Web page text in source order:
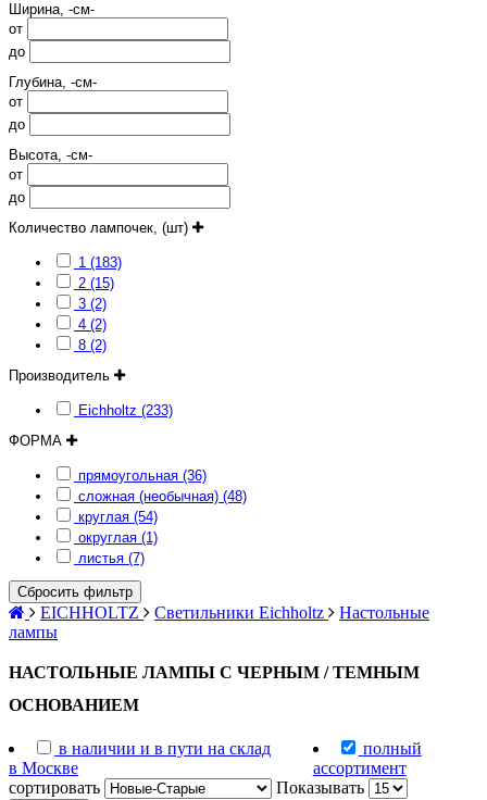
Ширина, -см-
от
до
Глубина, -см-
от
до
Высота, -см-
от
до
Количество лампочек, (шт)
1 (183)
2 (15)
3 (2)
4 (2)
8 (2)
Производитель
Eichholtz (233)
ФОРМА
прямоугольная (36)
сложная (необычная) (48)
круглая (54)
округлая (1)
листья (7)
Сбросить фильтр
EICHHOLTZ Светильники Eichholtz
Настольные
лампы
НАСТОЛЬНЫЕ ЛАМПЫ С ЧЕРНЫМ / ТЕМНЫМ
ОСНОВАНИЕМ
в наличии и в пути на склад
в Москве
полный
ассортимент
сортировать
Показывать